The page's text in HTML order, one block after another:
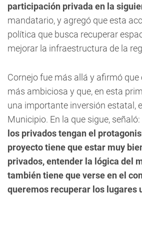
participación privada en la
mandatario, y agregó que esta
política que busca recuperar
mejorar la infraestructura de la
Cornejo fue más allá y afirmó
más ambiciosa y que, en esta
una importante inversión estatal,
Municipio. En la que sigue, señaló:
los privados tengan el
proyecto tiene que estar muy
privados, entender la lógica del
también tiene que verse en el
queremos recuperar los lugares